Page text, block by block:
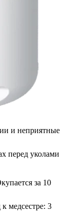
и неприятные
перед уколами
за 10
медсестре: 3